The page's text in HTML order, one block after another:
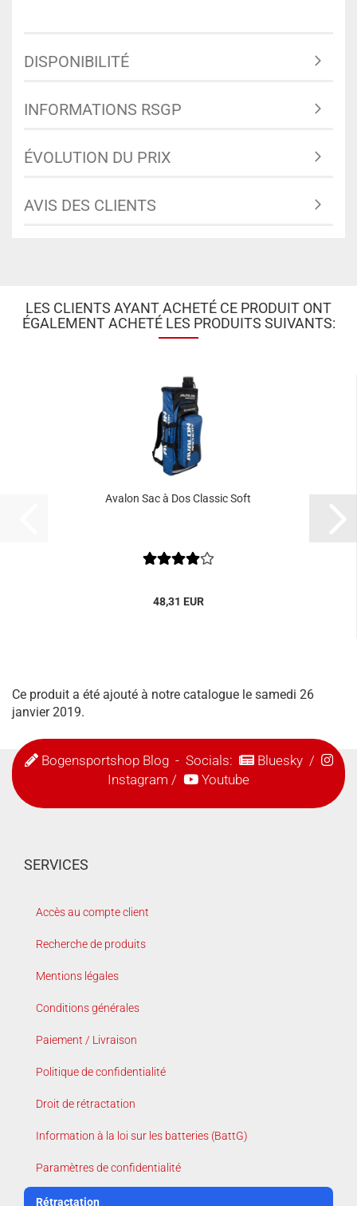
DISPONIBILITÉ
INFORMATIONS RSGP
ÉVOLUTION DU PRIX
AVIS DES CLIENTS
LES CLIENTS AYANT ACHETÉ CE PRODUIT ONT
ÉGALEMENT ACHETÉ LES PRODUITS SUIVANTS:
Avalon Sac à Dos Classic Soft
48,31 EUR
Ce produit a été ajouté à notre catalogue le samedi 26
janvier 2019.
Bogensportshop Blog- Socials: Bluesky/
Instagram / Youtube
SERVICES
Accès au compte client
Recherche de produits
Mentions légales
Conditions générales
Paiement / Livraison
Politique de confidentialité
Droit de rétractation
Information à la loi sur les batteries (BattG)
Paramètres de confidentialité
Rétractation